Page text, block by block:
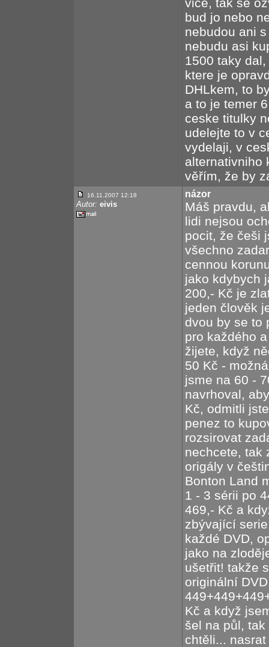
bud jo nebo
nebudou ani
nebudu asi
1500 taky
ktere je
DHLkem, to
a to je temer
ceske titulky
udelejte to v
vydelaji, v
alternativniho
věřím, že by
16.11.2007 12:18
Autor: eivis
názor
Máš pravdu,
lidi nejsou
pocit, že češi
všechno
cennou
jako kdybych
200,- Kč je
jeden člověk
dvou by se to
pro každého
žijete, když
50 Kč -
jsme na 60 -
navrhoval,
Kč, odmitli
penez to
rozsirovat
nechcete, tak
origály v
Bonton Land
1 - 3 sérii po
469,- Kč a
zbývající
každé DVD,
jako na
ušetřit! takže
originální
Kč a když
šel na půl,
chtěli...